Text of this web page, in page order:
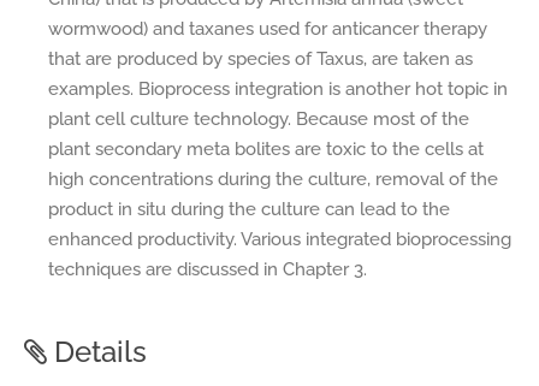
wormwood) and taxanes used for anticancer therapy
that are produced by species of Taxus, are taken as
examples. Bioprocess integration is another hot topic in
plant cell culture technology. Because most of the
plant secondary meta bolites are toxic to the cells at
high concentrations during the culture, removal of the
product in situ during the culture can lead to the
enhanced productivity. Various integrated bioprocessing
techniques are discussed in Chapter 3.
Details